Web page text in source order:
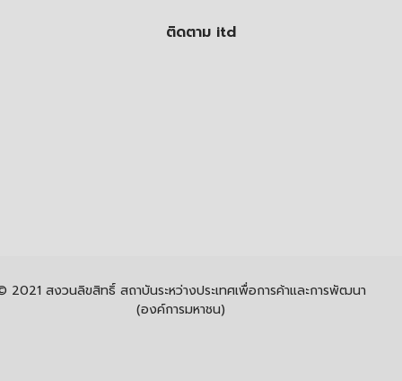
ติดตาม itd
2021 สงวนลิขสิทธิ์ สถาบันระหว่างประเทศเพื่อการค้าและการพัฒนา
(องค์การมหาชน)